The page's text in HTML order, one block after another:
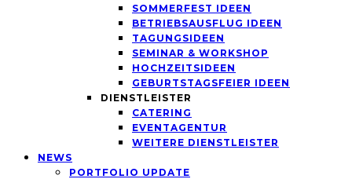
SOMMERFEST IDEEN
BETRIEBSAUSFLUG IDEEN
TAGUNGSIDEEN
SEMINAR & WORKSHOP
HOCHZEITSIDEEN
GEBURTSTAGSFEIER IDEEN
DIENSTLEISTER
CATERING
EVENTAGENTUR
WEITERE DIENSTLEISTER
NEWS
PORTFOLIO UPDATE